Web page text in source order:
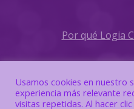
Por qué Logia
Política
Política
Usamos cookies en nuestro
experiencia más relevante
visitas repetidas. Al hacer